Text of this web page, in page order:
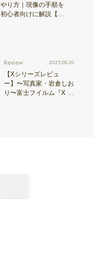
やり方｜現像の手順を
初心者向けに解説【Sn
Review 2025.08.20
【Xシリーズレビュ
ー】〜写真家・岩倉しお
り〜富士フイルム『X ha